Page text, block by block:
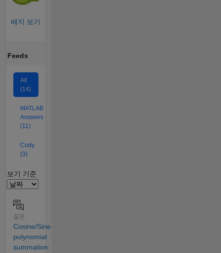
배지 보기
Feeds
All
(14)
MATLAB
Answers
(11)
Cody
(3)
Filter2
보기 기준
질문
Cosine/Sine
polynomial
summation: